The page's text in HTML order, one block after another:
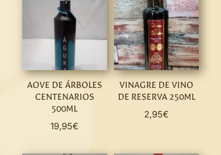
AOVE DE ÁRBOLES
CENTENARIOS
500ML
19,95€
VINAGRE DE VINO
DE RESERVA 250ML
2,95€